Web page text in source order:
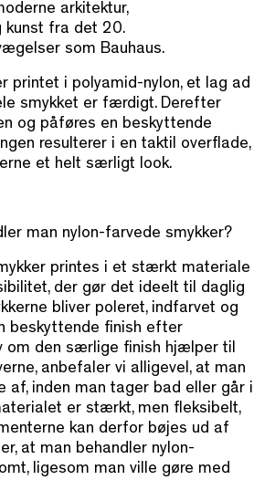
arkitektur,
kunst fra det 20.
som Bauhaus.
printet i polyamid-nylon, et lag ad
smykket er færdigt. Derefter
og påføres en beskyttende
resulterer i en taktil overflade,
et helt særligt look.
man nylon-farvede smykker?
printes i et stærkt materiale
der gør det ideelt til daglig
bliver poleret, indfarvet og
beskyttende finish efter
om den særlige finish hjælper til
anbefaler vi alligevel, at man
af, inden man tager bad eller går i
er stærkt, men fleksibelt,
kan derfor bøjes ud af
at man behandler nylon-
ligesom man ville gøre med